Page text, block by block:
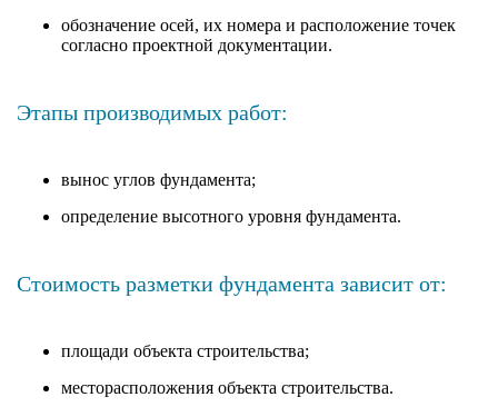
обозначение осей, их номера и расположение точек
согласно проектной документации.
Этапы производимых работ:
вынос углов фундамента;
определение высотного уровня фундамента.
Стоимость разметки фундамента зависит от:
площади объекта строительства;
месторасположения объекта строительства.